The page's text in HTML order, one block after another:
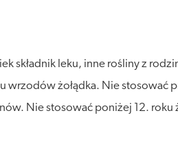
składnik leku, inne rośliny z
żołądka. Nie stosować
Nie stosować poniżej 12. roku